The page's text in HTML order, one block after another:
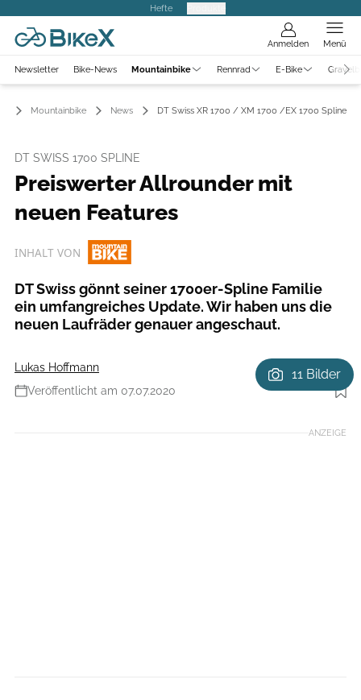
Hefte
Anmelden Menü
Newsletter Bike-News Mountainbike Rennrad E-Bike
Mountainbike News DT Swiss XR 1700 / XM 1700 /EX 1700 Spline
DT SWISS 1700 SPLINE
Preiswerter Allrounder mit
neuen Features
INHALT VON
DT Swiss gönnt seiner 1700er-Spline Familie
ein umfangreiches Update. Wir haben uns die
neuen Laufräder genauer angeschaut.
Lukas Hoffmann
Veröffentlicht am 07.07.2020
Foto: DT Swiss
11 Bilder
ANZEIGE